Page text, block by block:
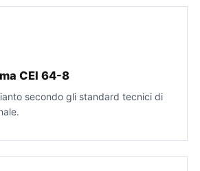
CEI 64-8
secondo gli standard tecnici di